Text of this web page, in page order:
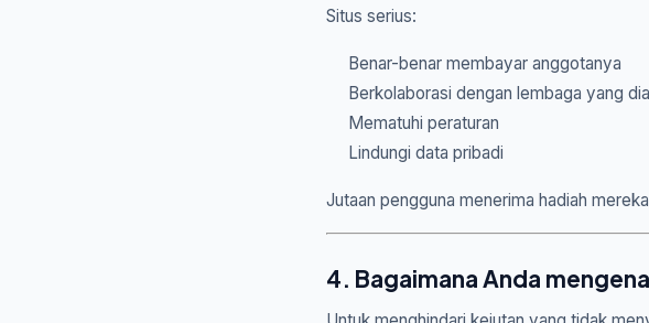
Situs serius:
Benar-benar membayar anggotanya
Berkolaborasi dengan lembaga yang
Mematuhi peraturan
Lindungi data pribadi
Jutaan pengguna menerima hadiah
4. Bagaimana Anda